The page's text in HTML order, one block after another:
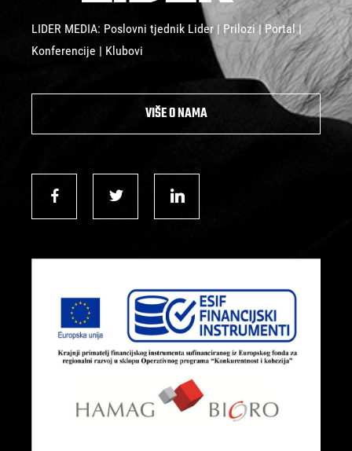
LIDER MEDIA: Poslovni tjednik Lider | Prilozi | Portal |
Konferencije | Klubovi
VIŠE O NAMA